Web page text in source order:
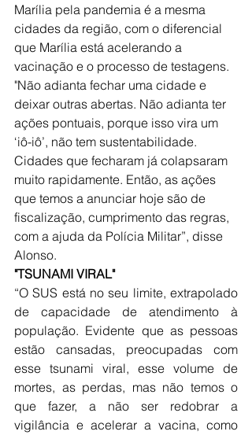
Marília pela pandemia é a mesma
cidades da região, com o diferencial
que Marília está acelerando a
vacinação e o processo de testagens.
"Não adianta fechar uma cidade e
deixar outras abertas. Não adianta ter
ações pontuais, porque isso vira um
‘iô-iô’, não tem sustentabilidade.
Cidades que fecharam já colapsaram
muito rapidamente. Então, as ações
que temos a anunciar hoje são de
fiscalização, cumprimento das regras,
com a ajuda da Polícia Militar”, disse
Alonso.
"TSUNAMI VIRAL"
“O SUS está no seu limite, extrapolado
de capacidade de atendimento à
população. Evidente que as pessoas
estão cansadas, preocupadas com
esse tsunami viral, esse volume de
mortes, as perdas, mas não temos o
que fazer, a não ser redobrar a
vigilância e acelerar a vacina, como